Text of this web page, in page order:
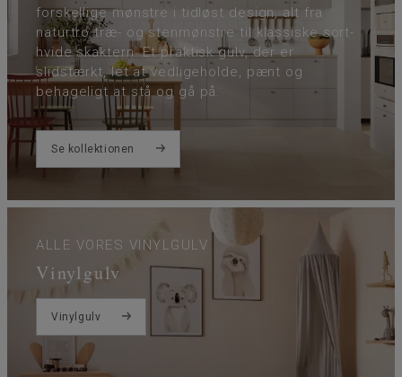
forskellige mønstre i tidløst design, alt fra
naturtro træ- og stenmønstre til klassiske sort-
hvide skaktern. Et praktisk gulv, der er
slidstærkt, let at vedligeholde, pænt og
behageligt at stå og gå på.
Se kollektionen
ALLE VORES VINYLGULV
Vinylgulv
Vinylgulv